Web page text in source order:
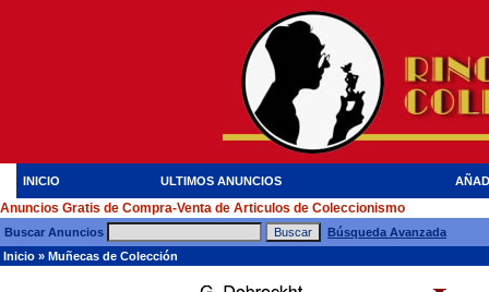
INICIO ULTIMOS ANUNCIOS
Anuncios Gratis de Compra-Venta de Articulos de Coleccionismo
Buscar Anuncios
Búsqueda Avanzada
Inicio » Muñecas de Colección